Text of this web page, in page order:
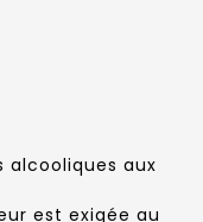
alcooliques aux
est exigée au